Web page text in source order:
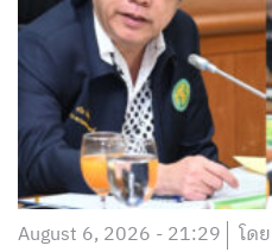
August 6, 2026 - 21:29 โด